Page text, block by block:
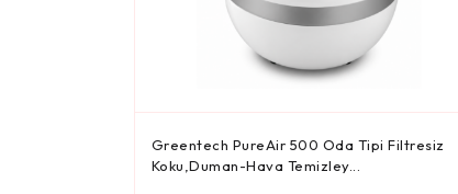
Greentech PureAir 500 Oda Tipi Filtresiz
Koku,Duman-Hava Temizley...